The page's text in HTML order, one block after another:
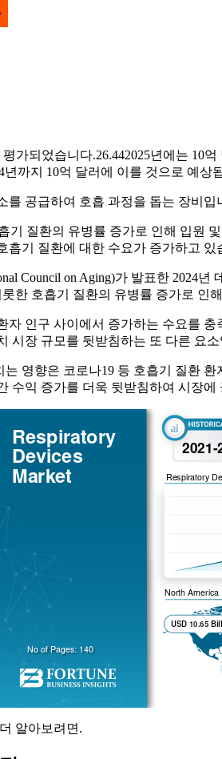
가되었습니다.26.442025년에는 10
년까지 10억 달러에 이를 것으로 예
를 공급하여 호흡 과정을 돕는 장비
기 질환의 유병률 증가로 인해 입원
흡기 질환에 대한 수요가 증가하고 있
Council on Aging)가 발표한 2024
한 호흡기 질환의 유병률 증가로 인
자 인구 사이에서 증가하는 수요를
시장 규모를 뒷받침하는 또 다른 요소
영향은 코로나19 등 호흡기 질환
수익 증가를 더욱 뒷받침하여 시장
알아보려면.